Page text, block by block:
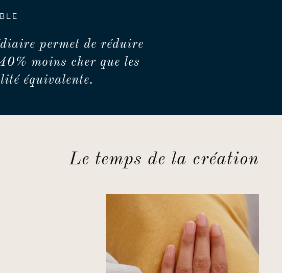
permet de réduire
moins cher que les
équivalente.
Le temps de la création